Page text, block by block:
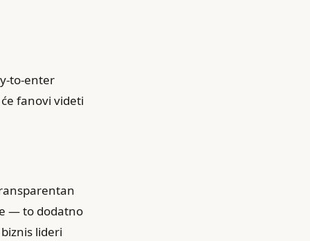
to-enter
fanovi videti
— to dodatno
lideri